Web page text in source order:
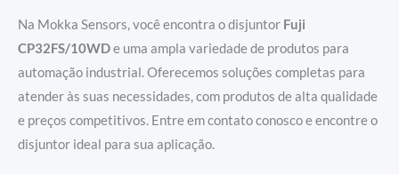
Na Mokka Sensors, você encontra o disjuntor Fuji
CP32FS/10WDe uma ampla variedade de produtos para
automação industrial. Oferecemos soluções completas para
atender às suas necessidades, com produtos de alta qualidade
e preços competitivos. Entre em contato conosco e encontre o
disjuntor ideal para sua aplicação.